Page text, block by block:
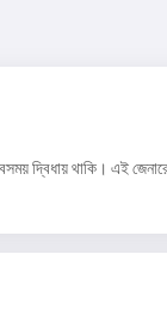
দ্বিধায় থাকি। এই